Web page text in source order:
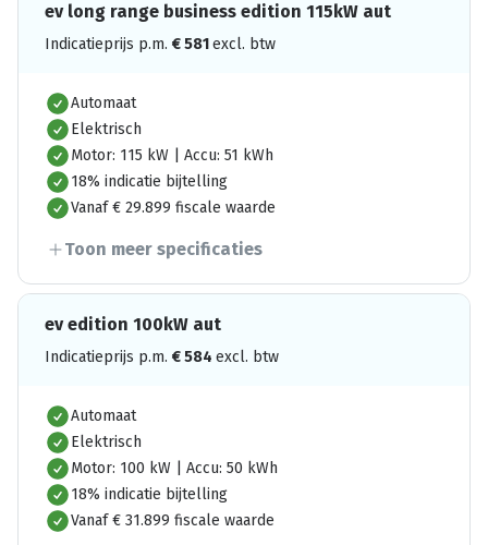
ev long range business edition 115kW aut
Indicatieprijs p.m. €581excl. btw
Automaat
Elektrisch
Motor: 115 kW | Accu: 51 kWh
18% indicatie bijtelling
Vanaf € 29.899 fiscale waarde
Toon meer specificaties
ev edition 100kW aut
Indicatieprijs p.m. €584 excl. btw
Automaat
Elektrisch
Motor: 100 kW | Accu: 50 kWh
18% indicatie bijtelling
Vanaf € 31.899 fiscale waarde